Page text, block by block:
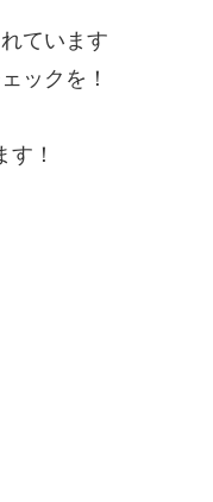
ています
ックを！
！